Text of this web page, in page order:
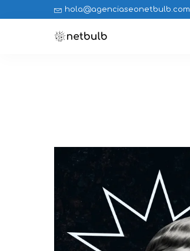
hola@agenciaseonetbulb.com